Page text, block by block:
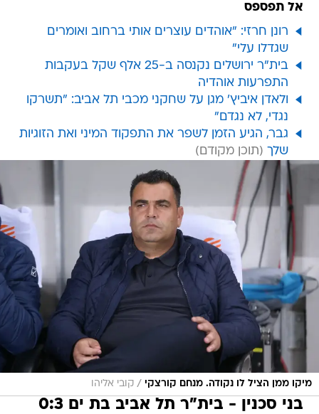
אל תפספס
רונן חרזי: "אוהדים עוצרים אותי ברחוב ואומרים
שגדלו עלי"
בית"ר ירושלים נקנסה ב-25 אלף שקל בעקבות
התפרעות אוהדיה
ולאדן איביץ' מגן על שחקני מכבי תל אביב: "תשרקו
נגדי, לא נגדם"
גבר, הגיע הזמן לשפר את התפקוד המיני ואת הזוגיות
שלך
מיקו ממן הציל לו נקודה. מנחם קורצקי / קובי אליהו
בני סכנין - בית"ר תל אביב בת ים 0:3